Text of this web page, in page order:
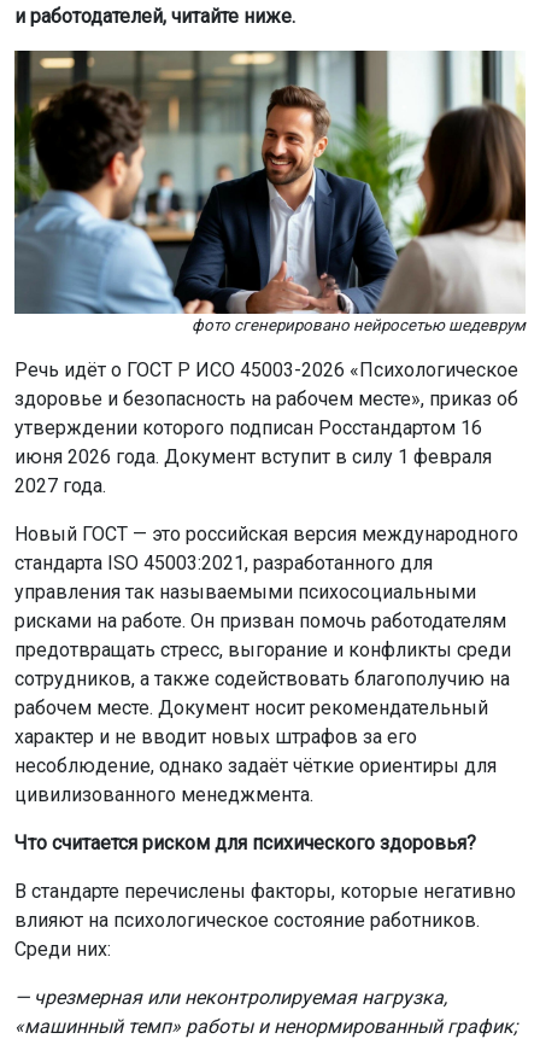
и работодателей, читайте ниже.
фото сгенерировано нейросетью шедеврум
Речь идёт о ГОСТ Р ИСО 45003-2026 «Психологическое
здоровье и безопасность на рабочем месте», приказ об
утверждении которого подписан Росстандартом 16
июня 2026 года. Документ вступит в силу 1 февраля
2027 года.
Новый ГОСТ — это российская версия международного
стандарта ISO 45003:2021, разработанного для
управления так называемыми психосоциальными
рисками на работе. Он призван помочь работодателям
предотвращать стресс, выгорание и конфликты среди
сотрудников, а также содействовать благополучию на
рабочем месте. Документ носит рекомендательный
характер и не вводит новых штрафов за его
несоблюдение, однако задаёт чёткие ориентиры для
цивилизованного менеджмента.
Что считается риском для психического здоровья?
В стандарте перечислены факторы, которые негативно
влияют на психологическое состояние работников.
Среди них:
— чрезмерная или неконтролируемая нагрузка,
«машинный темп» работы и ненормированный график;